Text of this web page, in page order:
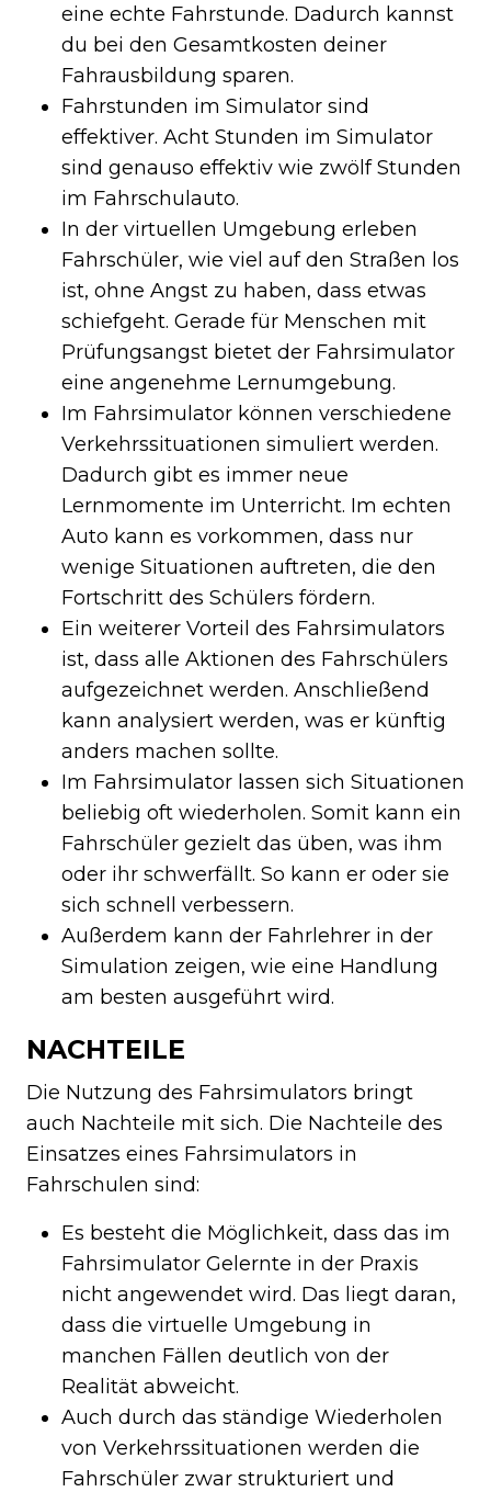
eine echte Fahrstunde. Dadurch kannst
du bei den Gesamtkosten deiner
Fahrausbildung sparen.
Fahrstunden im Simulator sind
effektiver. Acht Stunden im Simulator
sind genauso effektiv wie zwölf Stunden
im Fahrschulauto.
In der virtuellen Umgebung erleben
Fahrschüler, wie viel auf den Straßen los
ist, ohne Angst zu haben, dass etwas
schiefgeht. Gerade für Menschen mit
Prüfungsangst bietet der Fahrsimulator
eine angenehme Lernumgebung.
Im Fahrsimulator können verschiedene
Verkehrssituationen simuliert werden.
Dadurch gibt es immer neue
Lernmomente im Unterricht. Im echten
Auto kann es vorkommen, dass nur
wenige Situationen auftreten, die den
Fortschritt des Schülers fördern.
Ein weiterer Vorteil des Fahrsimulators
ist, dass alle Aktionen des Fahrschülers
aufgezeichnet werden. Anschließend
kann analysiert werden, was er künftig
anders machen sollte.
Im Fahrsimulator lassen sich Situationen
beliebig oft wiederholen. Somit kann ein
Fahrschüler gezielt das üben, was ihm
oder ihr schwerfällt. So kann er oder sie
sich schnell verbessern.
Außerdem kann der Fahrlehrer in der
Simulation zeigen, wie eine Handlung
am besten ausgeführt wird.
NACHTEILE
Die Nutzung des Fahrsimulators bringt
auch Nachteile mit sich. Die Nachteile des
Einsatzes eines Fahrsimulators in
Fahrschulen sind:
Es besteht die Möglichkeit, dass das im
Fahrsimulator Gelernte in der Praxis
nicht angewendet wird. Das liegt daran,
dass die virtuelle Umgebung in
manchen Fällen deutlich von der
Realität abweicht.
Auch durch das ständige Wiederholen
von Verkehrssituationen werden die
Fahrschüler zwar strukturiert und